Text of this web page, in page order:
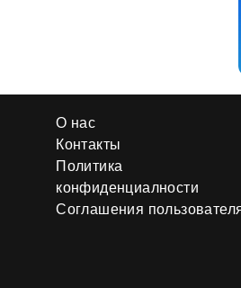
О нас
Контакты
Политика
конфиденциалности
Соглашения